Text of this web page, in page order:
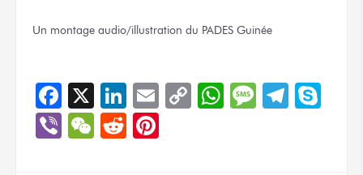
Un montage audio/illustration du PADES Guinée
Facebook
X LinkedIn
EmailCopyWhatsApp
Message
ViberWeChat
Reddit